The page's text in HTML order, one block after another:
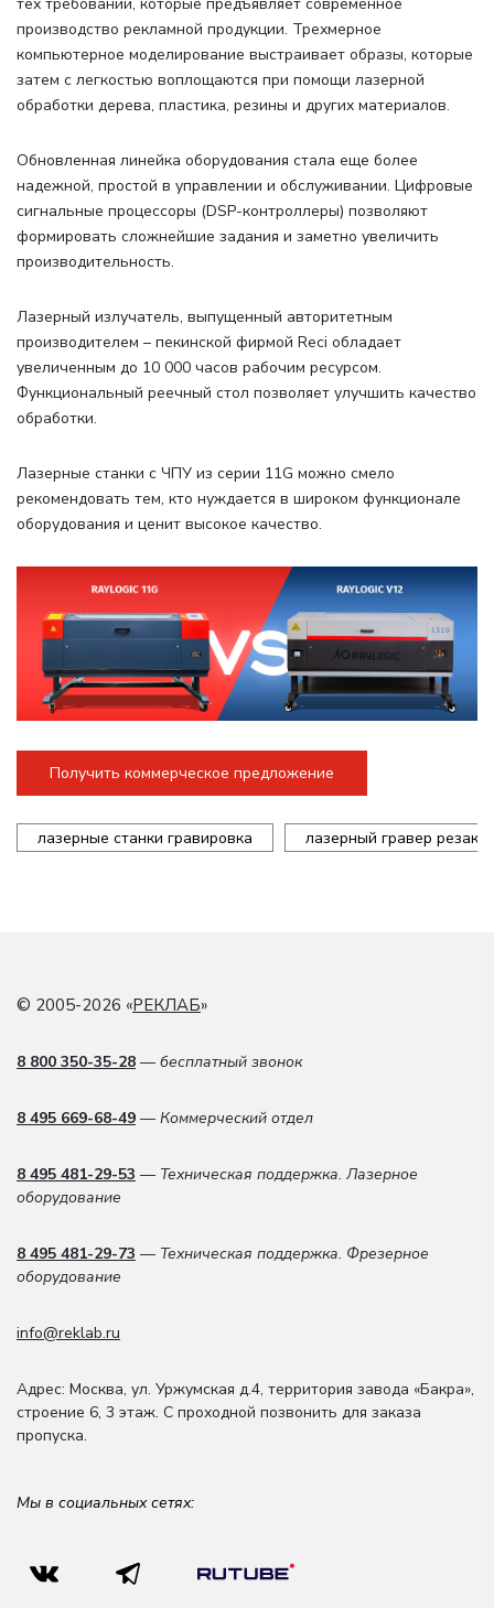
производство рекламной продукции. Трехмерное
компьютерное моделирование выстраивает образы, которые
затем с легкостью воплощаются при помощи лазерной
обработки дерева, пластика, резины и других материалов.
Обновленная линейка оборудования стала еще более
надежной, простой в управлении и обслуживании. Цифровые
сигнальные процессоры (DSP-контроллеры) позволяют
формировать сложнейшие задания и заметно увеличить
производительность.
Лазерный излучатель, выпущенный авторитетным
производителем – пекинской фирмой Reci обладает
увеличенным до 10 000 часов рабочим ресурсом.
Функциональный реечный стол позволяет улучшить качество
обработки.
Лазерные станки с ЧПУ из серии 11G можно смело
рекомендовать тем, кто нуждается в широком функционале
оборудования и ценит высокое качество.
Получить коммерческое предложение
лазерные станки гравировка лазерный гравер резак
© 2005-2026 «РЕКЛАБ»
8 800 350-35-28 — бесплатный звонок
8 495 669-68-49 — Коммерческий отдел
8 495 481-29-53 — Техническая поддержка. Лазерное
оборудование
8 495 481-29-73 — Техническая поддержка. Фрезерное
оборудование
info@reklab.ru
Адрес: Москва, ул. Уржумская д.4, территория завода «Бакра»,
строение 6, 3 этаж. С проходной позвонить для заказа
пропуска.
Мы в социальных сетях: